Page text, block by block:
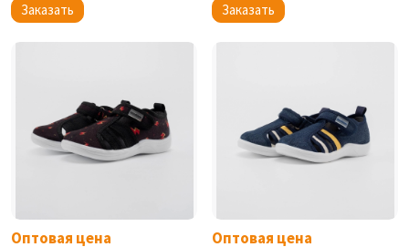
Заказать Заказать
Оптовая цена Оптовая цена